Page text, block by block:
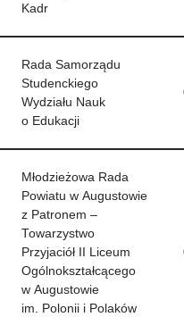
Kadr
Rada Samorządu
Studenckiego
Wydziału Nauk
o Edukacji
Młodzieżowa Rada
Powiatu w Augustowie
z Patronem –
Towarzystwo
Przyjaciół II Liceum
Ogólnokształcącego
w Augustowie
im. Polonii i Polaków